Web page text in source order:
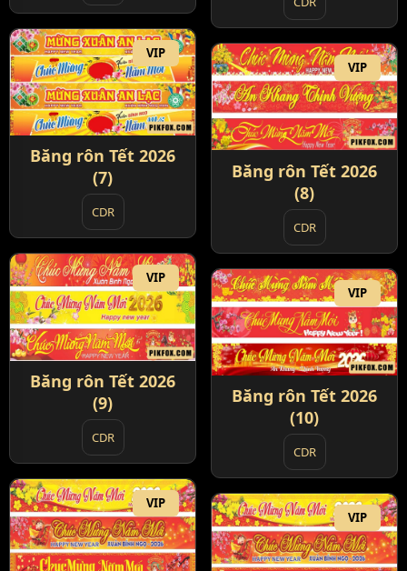
VIP
Băng rôn Tết 2026
(7)
CDR
VIP
Băng rôn Tết 2026
(8)
CDR
VIP
Băng rôn Tết 2026
(9)
CDR
VIP
Băng rôn Tết 2026
(10)
CDR
VIP
VIP